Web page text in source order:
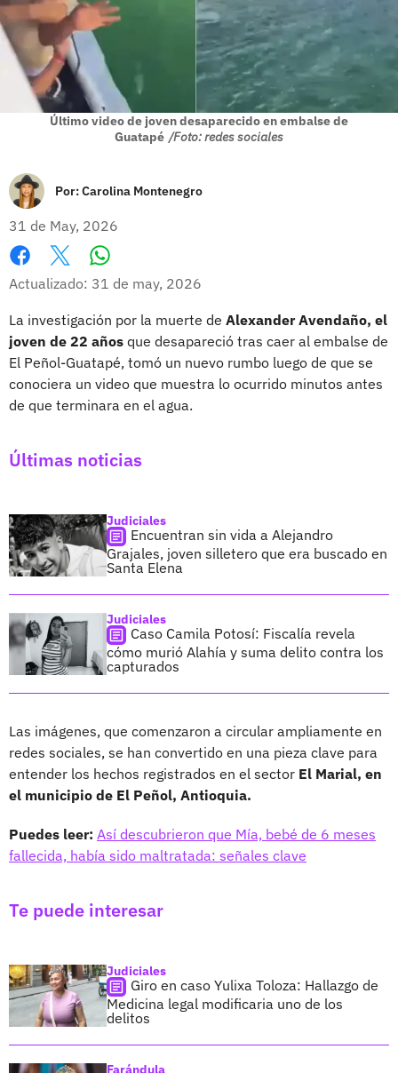
Último video de joven desaparecido en embalse de
Guatapé /Foto: redes sociales
Por:Carolina Montenegro
31 de May, 2026
Facebook
X
Actualizado: 31 de may, 2026
La investigación por la muerte de Alexander Avendaño, el
joven de 22 años que desapareció tras caer al embalse de
El Peñol-Guatapé, tomó un nuevo rumbo luego de que se
conociera un video que muestra lo ocurrido minutos antes
de que terminara en el agua.
Últimas noticias
Judiciales
Encuentran sin vida a Alejandro
Grajales, joven silletero que era buscado en
Santa Elena
Judiciales
Caso Camila Potosí: Fiscalía revela
cómo murió Alahía y suma delito contra los
capturados
Las imágenes, que comenzaron a circular ampliamente en
redes sociales, se han convertido en una pieza clave para
entender los hechos registrados en el sector El Marial, en
el municipio de El Peñol, Antioquia.
Puedes leer: Así descubrieron que Mía, bebé de 6 meses
fallecida, había sido maltratada: señales clave
Te puede interesar
Judiciales
Giro en caso Yulixa Toloza: Hallazgo de
Medicina legal modificaria uno de los
delitos
Farándula